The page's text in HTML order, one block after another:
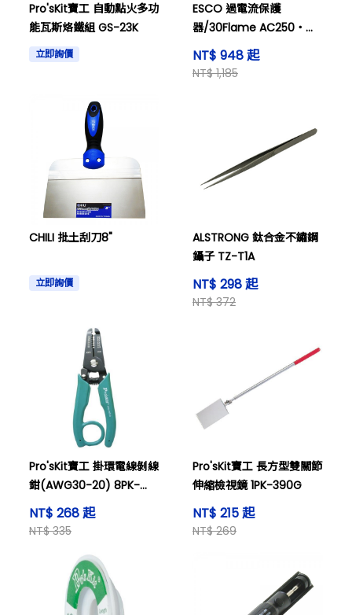
Pro'sKit寶工 自動點火多功
能瓦斯烙鐵組 GS-23K
立即詢價
ESCO 過電流保護
器/30Flame AC250・
DC65V / 1A / 1個端子和其
他
NT$ 948 起
NT$ 1,185
CHILI 批土刮刀8"
立即詢價
ALSTRONG 鈦合金不鏽鋼
鑷子 TZ-T1A
NT$ 298 起
NT$ 372
Pro'sKit寶工 掛環電線剝線
鉗(AWG30-20) 8PK-
3001D
NT$ 268 起
NT$ 335
Pro'sKit寶工 長方型雙關節
伸縮檢視鏡 1PK-390G
NT$ 215 起
NT$ 269